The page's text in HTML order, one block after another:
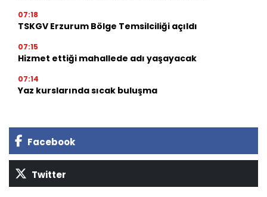
07:18
TSKGV Erzurum Bölge Temsilciliği açıldı
07:15
Hizmet ettiği mahallede adı yaşayacak
07:14
Yaz kurslarında sıcak buluşma
Facebook
Twitter